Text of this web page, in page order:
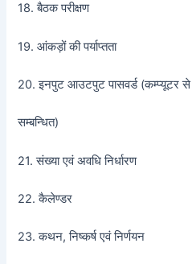
18. बैठक परीक्षण
19. आंकड़ों की पर्याप्तता
20. इनपुट आउटपुट पासवर्ड (कम्प्यूटर से
सम्बन्धित)
21. संख्या एवं अवधि निर्धारण
22. कैलेण्डर
23. कथन, निष्कर्ष एवं निर्णयन